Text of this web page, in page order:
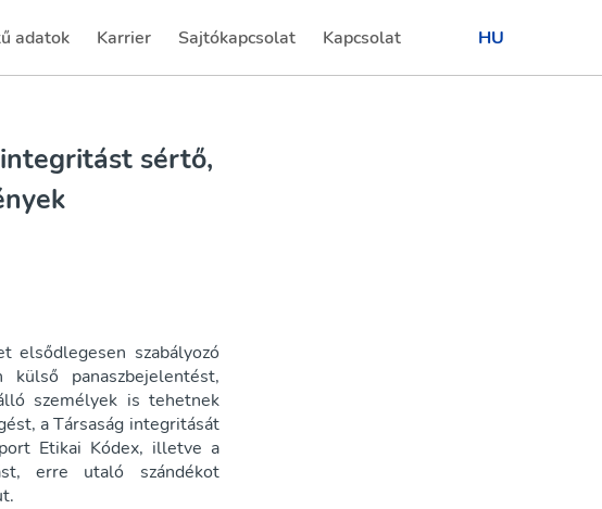
adatok Karrier
(current) Sajtókapcsolat
(current) Kapcsolat
(current) HU
sértő,
elsődlegesen szabályozó
panaszbejelentést,
személyek is tehetnek
a Társaság integritását
Etikai Kódex, illetve a
erre utaló szándékot